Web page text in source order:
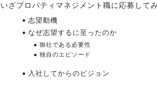
いざプロパティマネジメント職に応募して
志望動機
なぜ志望するに至ったのか
御社である必要性
独自のエピソード
入社してからのビジョン